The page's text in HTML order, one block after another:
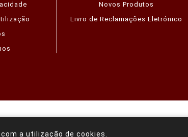
Novos Produtos
Livro de Reclamações Eletrónico
a utilização de cookies.